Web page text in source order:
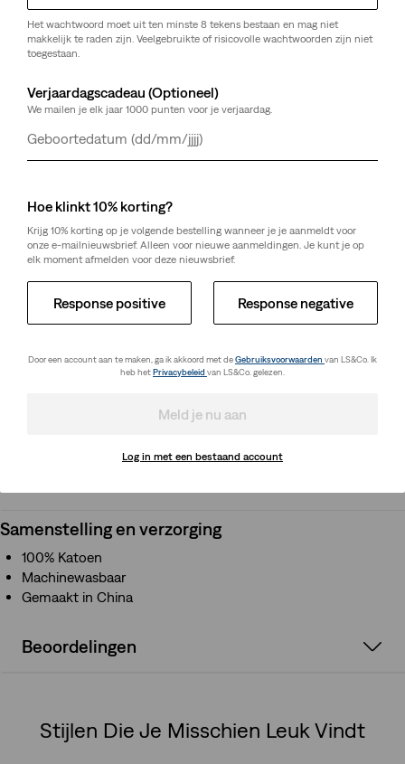
Dit klassieke Levi's® T-shirt is een perfecte must-have voor
je kleintje. Het is gemaakt van zachte katoenen jersey voor
essentieel comfort, met een mooi A-lijn model, lange
Stijl 865470107
De pasvorm
Regular-fit
Ronde halslijn
Samenstelling en verzorging
100% Katoen
Machinewasbaar
Gemaakt in China
Beoordelingen
Stijlen Die Je Misschien Leuk Vindt
Het wachtwoord moet uit ten minste 8 tekens bestaan en mag niet
makkelijk te raden zijn. Veelgebruikte of risicovolle wachtwoorden zijn niet
toegestaan.
Verjaardagscadeau (Optioneel)
We mailen je elk jaar 1000 punten voor je verjaardag.
Dag
Maand
Jaar
Hoe klinkt 10% korting?
Krijg 10% korting op je volgende bestelling wanneer je je aanmeldt voor
onze e-mailnieuwsbrief. Alleen voor nieuwe aanmeldingen. Je kunt je op
elk moment afmelden voor deze nieuwsbrief.
Response positive Response negative
Door een account aan te maken, ga ik akkoord met deGebruiksvoorwaarden van LS&Co. Ik
heb hetPrivacybeleid van LS&Co. gelezen.
Meld je nu aan
Log in met een bestaand account